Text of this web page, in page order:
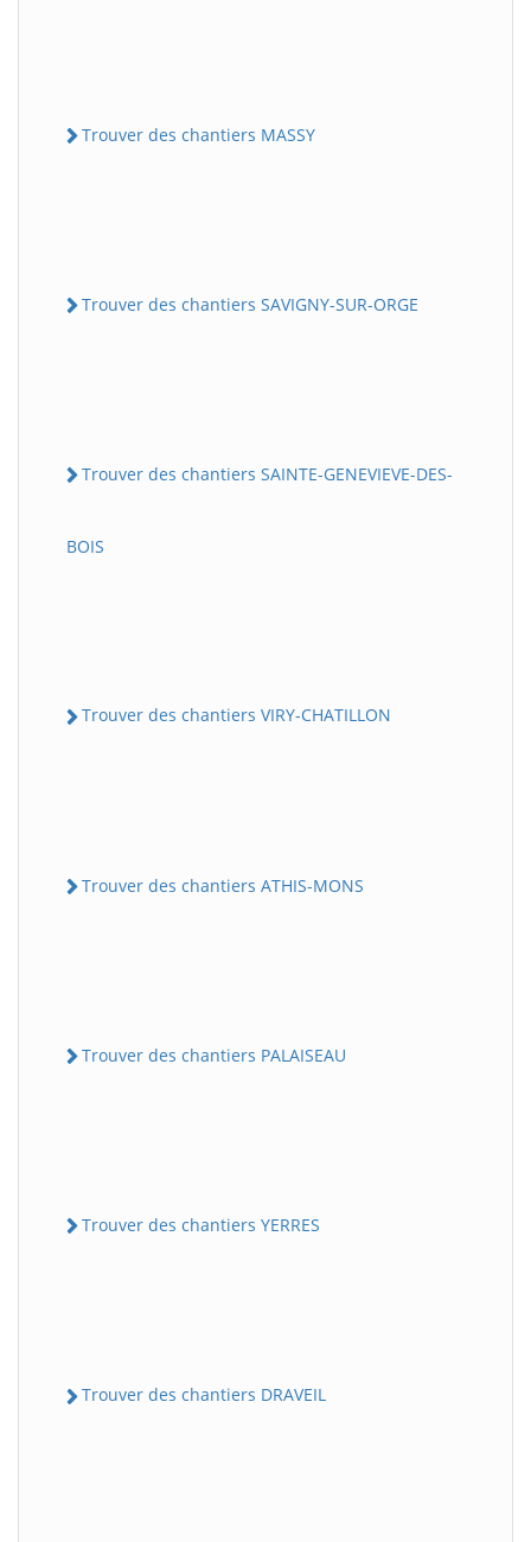
Trouver des chantiers MASSY
Trouver des chantiers SAVIGNY-SUR-ORGE
Trouver des chantiers SAINTE-GENEVIEVE-DES-
BOIS
Trouver des chantiers VIRY-CHATILLON
Trouver des chantiers ATHIS-MONS
Trouver des chantiers PALAISEAU
Trouver des chantiers YERRES
Trouver des chantiers DRAVEIL